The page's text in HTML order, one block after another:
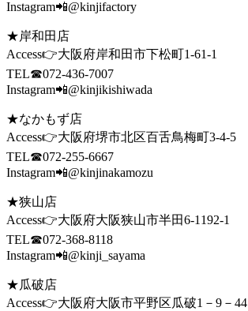
Instagram📲@kinjifactory
★岸和田店
Access👉大阪府岸和田市下松町1-61-1
TEL☎072-436-7007
Instagram📲@kinjikishiwada
★なかもず店
Access👉大阪府堺市北区百舌鳥梅町3-4-5
TEL☎072-255-6667
Instagram📲@kinjinakamozu
★狭山店
Access👉大阪府大阪狭山市半田6-1192-1
TEL☎072-368-8118
Instagram📲@kinji_sayama
★瓜破店
Access👉大阪府大阪市平野区瓜破1－9－44